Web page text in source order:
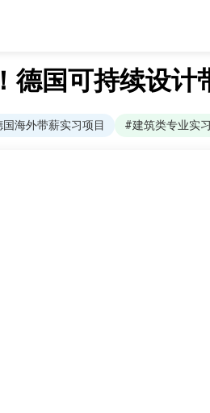
德国可持续设计
海外带薪实习项目 #建筑类专业实